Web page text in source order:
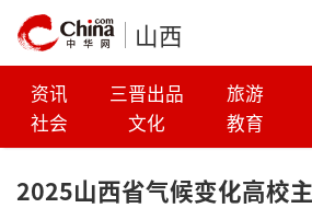
山西
资讯 三晋出品 旅游
社会
文化 教育
2025山西省气候变化高校